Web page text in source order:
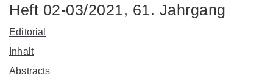
Heft 02-03/2021, 61. Jahrgang
Editorial
Inhalt
Abstracts